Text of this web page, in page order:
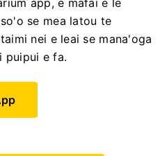
se mea latou te
nei e leai se mana'oga
puipui e fa.